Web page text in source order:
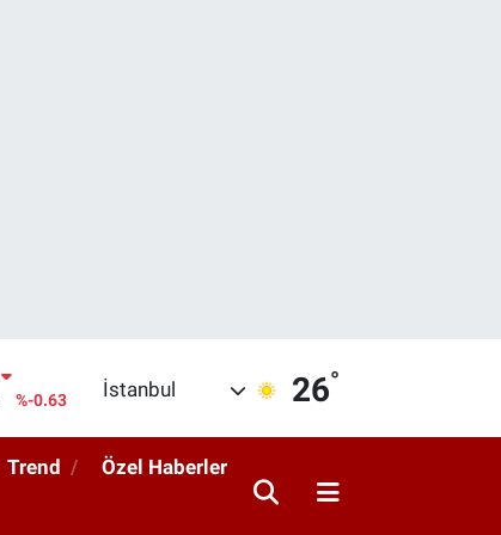
%-0.63
İstanbul 26°
Trend Özel Haberler